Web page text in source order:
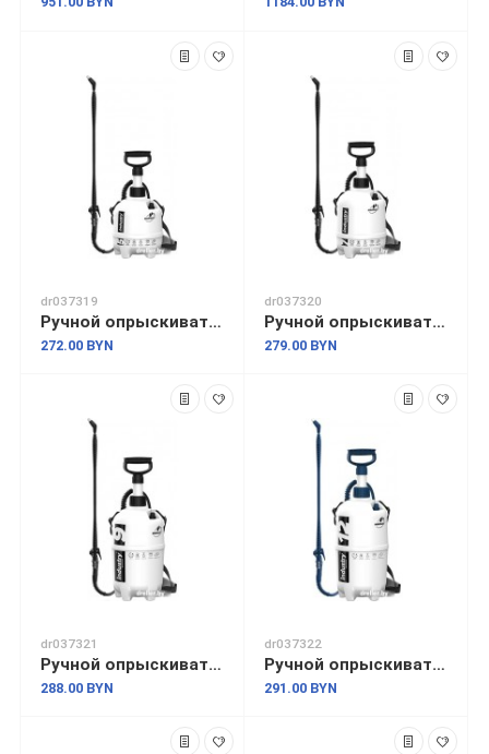
dr037319
Ручной опрыскиватель Marolex Industry acid line 5 S101.152
272.00 BYN
dr037320
Ручной опрыскиватель Marolex Industry acid line 7 S102.152
279.00 BYN
dr037321
Ручной опрыскиватель Marolex Industry acid line 9 S103.152
288.00 BYN
dr037322
Ручной опрыскиватель Marolex Industry alka line 12 S114.153
291.00 BYN